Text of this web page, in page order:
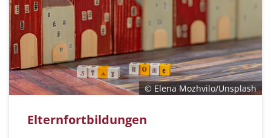
© Elena Mozhvilo/Unsplash
Elternfortbildungen